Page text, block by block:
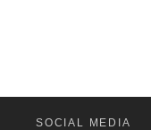
SOCIAL MEDIA